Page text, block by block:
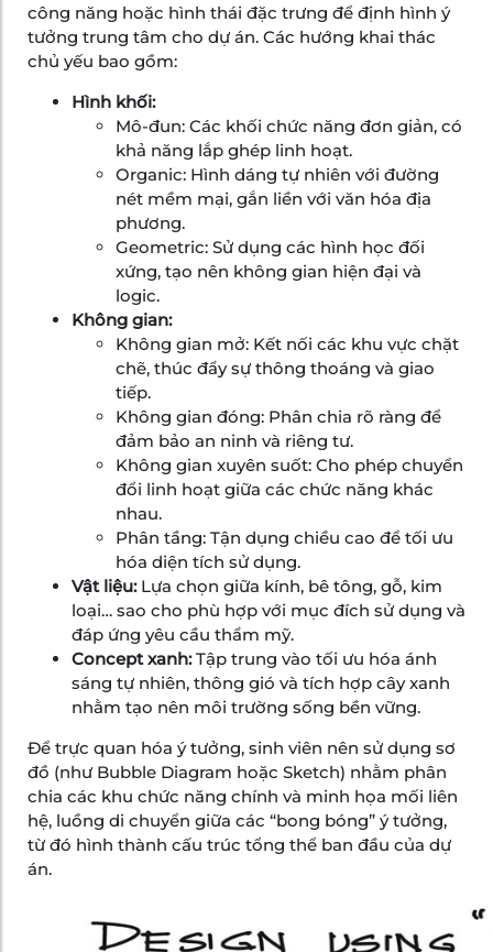
công năng hoặc hình thái đặc trưng để định hình ý
tưởng trung tâm cho dự án. Các hướng khai thác
chủ yếu bao gồm:
Hình khối:
Mô-đun: Các khối chức năng đơn giản, có
khả năng lắp ghép linh hoạt.
Organic: Hình dáng tự nhiên với đường
nét mềm mại, gắn liền với văn hóa địa
phương.
Geometric: Sử dụng các hình học đối
xứng, tạo nên không gian hiện đại và
logic.
Không gian:
Không gian mở: Kết nối các khu vực chặt
chẽ, thúc đẩy sự thông thoáng và giao
tiếp.
Không gian đóng: Phân chia rõ ràng để
đảm bảo an ninh và riêng tư.
Không gian xuyên suốt: Cho phép chuyển
đổi linh hoạt giữa các chức năng khác
nhau.
Phân tầng: Tận dụng chiều cao để tối ưu
hóa diện tích sử dụng.
Vật liệu:Lựa chọn giữa kính, bê tông, gỗ, kim
loại… sao cho phù hợp với mục đích sử dụng và
đáp ứng yêu cầu thẩm mỹ.
Concept xanh:Tập trung vào tối ưu hóa ánh
sáng tự nhiên, thông gió và tích hợp cây xanh
nhằm tạo nên môi trường sống bền vững.
Để trực quan hóa ý tưởng, sinh viên nên sử dụng sơ
đồ (như Bubble Diagram hoặc Sketch) nhằm phân
chia các khu chức năng chính và minh họa mối liên
hệ, luồng di chuyển giữa các “bong bóng” ý tưởng,
từ đó hình thành cấu trúc tổng thể ban đầu của dự
án.